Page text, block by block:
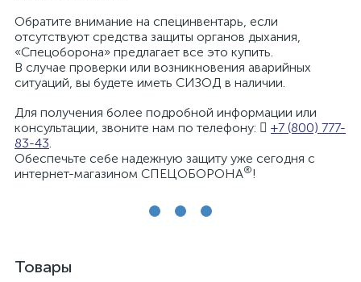
Обратите внимание на специнвентарь, если
отсутствуют средства защиты органов дыхания,
«Спецоборона» предлагает все это купить.
В случае проверки или возникновения аварийных
ситуаций, вы будете иметь СИЗОД в наличии.
Для получения более подробной информации или
консультации, звоните нам по телефону:
+7 (800) 777-
83-43.
Обеспечьте себе надежную защиту уже сегодня с
интернет-магазином СПЕЦОБОРОНА®!
Товары